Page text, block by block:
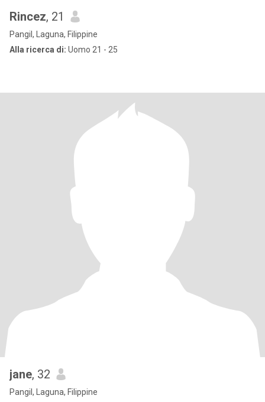
Rincez, 21
Pangil, Laguna, Filippine
Alla ricerca di: Uomo 21 - 25
jane, 32
Pangil, Laguna, Filippine